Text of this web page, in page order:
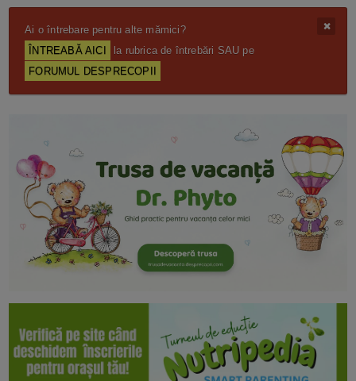
Ai o întrebare pentru alte mămici?
ÎNTREABĂ AICI
la rubrica de întrebări SAU pe
FORUMUL DESPRECOPII